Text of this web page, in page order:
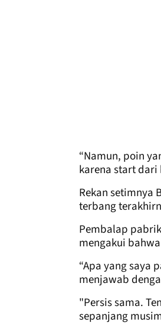
“Namun, poin
karena start
Rekan setimnya
terbang
Pembalap
mengakui
“Apa yang saya
menjawab
"Persis sama.
sepanjang